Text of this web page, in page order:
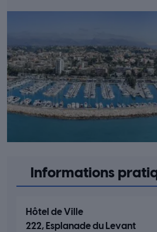
Informations
Hôtel de Ville
222, Esplanade du Levant